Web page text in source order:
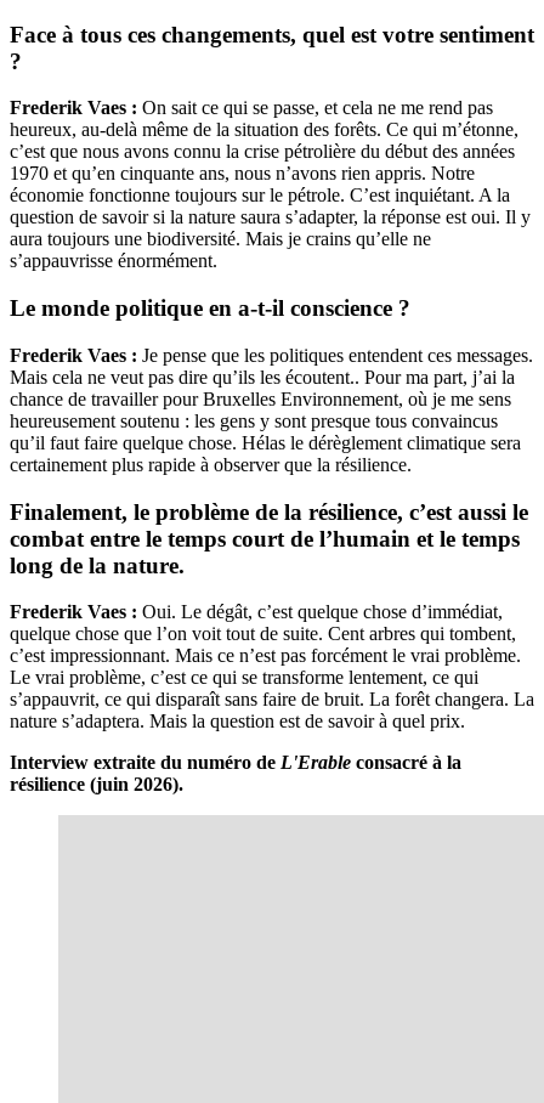
Face à tous ces changements, quel est votre sentiment
?
Frederik Vaes : On sait ce qui se passe, et cela ne me rend pas
heureux, au-delà même de la situation des forêts. Ce qui m’étonne,
c’est que nous avons connu la crise pétrolière du début des années
1970 et qu’en cinquante ans, nous n’avons rien appris. Notre
économie fonctionne toujours sur le pétrole. C’est inquiétant. A la
question de savoir si la nature saura s’adapter, la réponse est oui. Il y
aura toujours une biodiversité. Mais je crains qu’elle ne
s’appauvrisse énormément.
Le monde politique en a-t-il conscience ?
Frederik Vaes : Je pense que les politiques entendent ces messages.
Mais cela ne veut pas dire qu’ils les écoutent.. Pour ma part, j’ai la
chance de travailler pour Bruxelles Environnement, où je me sens
heureusement soutenu : les gens y sont presque tous convaincus
qu’il faut faire quelque chose. Hélas le dérèglement climatique sera
certainement plus rapide à observer que la résilience.
Finalement, le problème de la résilience, c’est aussi le
combat entre le temps court de l’humain et le temps
long de la nature.
Frederik Vaes : Oui. Le dégât, c’est quelque chose d’immédiat,
quelque chose que l’on voit tout de suite. Cent arbres qui tombent,
c’est impressionnant. Mais ce n’est pas forcément le vrai problème.
Le vrai problème, c’est ce qui se transforme lentement, ce qui
s’appauvrit, ce qui disparaît sans faire de bruit. La forêt changera. La
nature s’adaptera. Mais la question est de savoir à quel prix.
Interview extraite du numéro de L'Erable consacré à la
résilience (juin 2026).